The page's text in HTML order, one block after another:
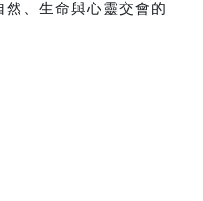
、生命與心靈交會的